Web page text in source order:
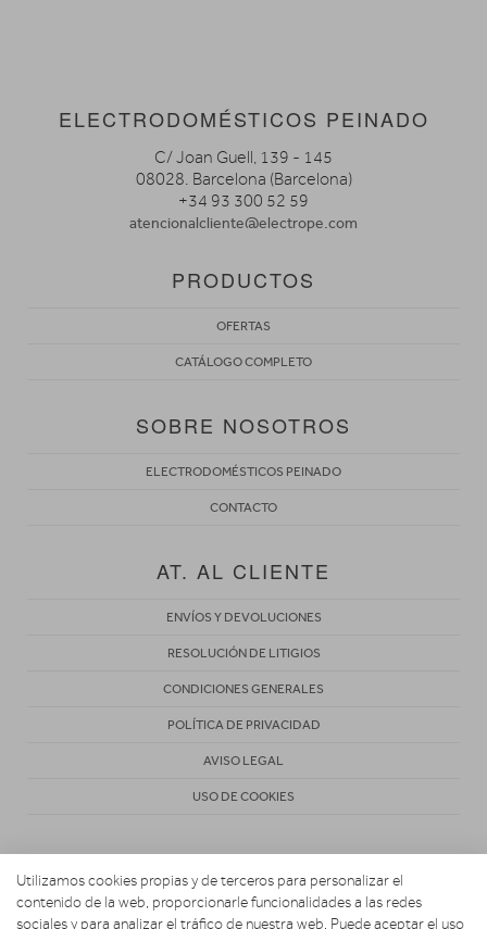
ELECTRODOMÉSTICOS PEINADO
C/ Joan Guell, 139 - 145
08028. Barcelona (Barcelona)
+34 93 300 52 59
atencionalcliente@electrope.com
PRODUCTOS
OFERTAS
CATÁLOGO COMPLETO
SOBRE NOSOTROS
ELECTRODOMÉSTICOS PEINADO
CONTACTO
AT. AL CLIENTE
ENVÍOS Y DEVOLUCIONES
RESOLUCIÓN DE LITIGIOS
CONDICIONES GENERALES
POLÍTICA DE PRIVACIDAD
AVISO LEGAL
USO DE COOKIES
Utilizamos cookies propias y de terceros para personalizar el
contenido de la web, proporcionarle funcionalidades a las redes
sociales y para analizar el tráfico de nuestra web. Puede aceptar el uso